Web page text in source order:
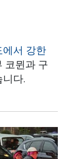
에서 강한
코뮌과 구
다.